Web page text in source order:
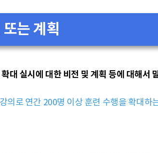
는 계획
대 실시에 대한 비전 및 계획 등에 대해서
의로 연간 200명 이상 훈련 수행을 확대하